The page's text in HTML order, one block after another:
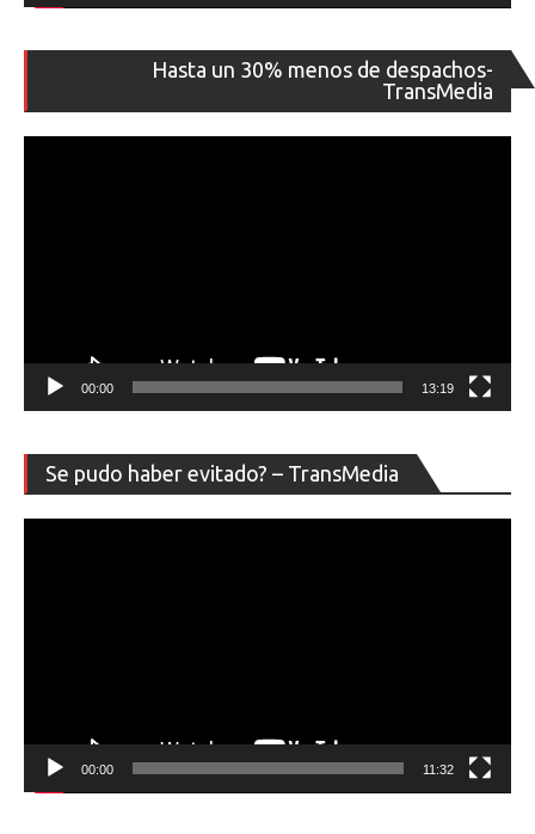
Hasta un 30% menos de despachos-
TransMedia
de
00:00 13:19
Se pudo haber evitado? – TransMedia
de
00:00 11:32